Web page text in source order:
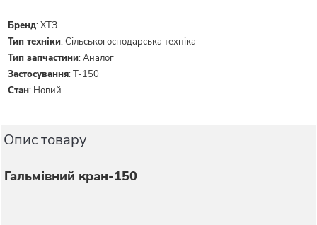
Бренд:ХТЗ
Тип техніки:Сільськогосподарська техніка
Тип запчастини:Аналог
Застосування:Т-150
Стан: Новий
Опис товару
Гальмівний кран-150